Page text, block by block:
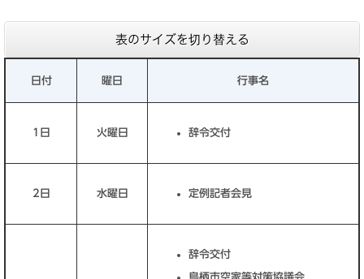
表のサイズを切り替える
日付 曜日 行事名
1日 火曜日 辞令交付
2日 水曜日 定例記者会見
辞令交付